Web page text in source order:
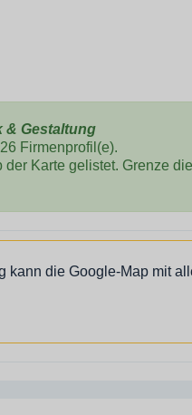
& Gestaltung
Firmenprofil(e).
Karte gelistet. Grenze
die Google-Map mit